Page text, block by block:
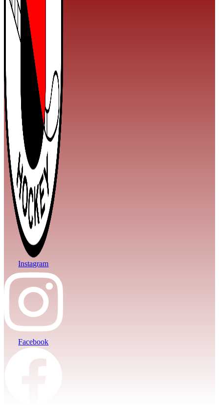
Instagram
Facebook